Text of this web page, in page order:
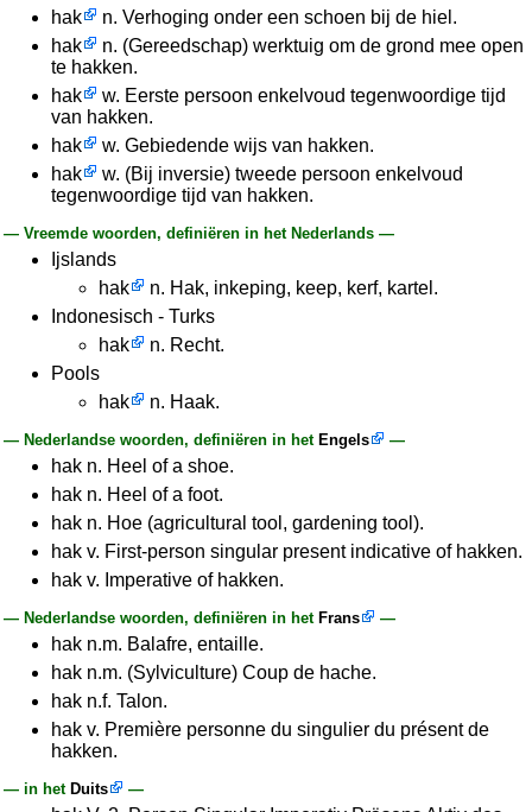
hak
n. Verhoging onder een schoen bij de hiel.
hak
n. (Gereedschap) werktuig om de grond mee open
te hakken.
hak
w. Eerste persoon enkelvoud tegenwoordige tijd
van hakken.
hak
w. Gebiedende wijs van hakken.
hak
w. (Bij inversie) tweede persoon enkelvoud
tegenwoordige tijd van hakken.
— Vreemde woorden, definiëren in het Nederlands —
Ijslands
hak
n. Hak, inkeping, keep, kerf, kartel.
Indonesisch - Turks
hak
n. Recht.
Pools
hak
n. Haak.
— Nederlandse woorden, definiëren in het Engels —
hak n. Heel of a shoe.
hak n. Heel of a foot.
hak n. Hoe (agricultural tool, gardening tool).
hak v. First-person singular present indicative of hakken.
hak v. Imperative of hakken.
— Nederlandse woorden, definiëren in het Frans —
hak n.m. Balafre, entaille.
hak n.m. (Sylviculture) Coup de hache.
hak n.f. Talon.
hak v. Première personne du singulier du présent de
hakken.
— in het Duits —